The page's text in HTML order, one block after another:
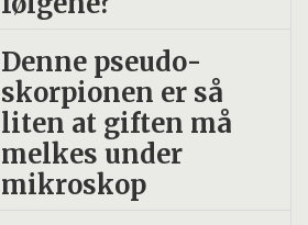
Denne pseudo­
skorpionen er så
liten at giften må
melkes under
mikroskop